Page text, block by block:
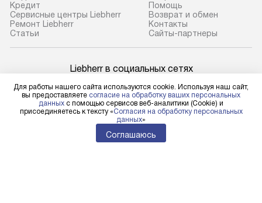
Кредит
Сервисные центры Liebherr
Ремонт Liebherr
Cтатьи
Помощь
Возврат и обмен
Контакты
Сайты-партнеры
Liebherr в социальных сетях
Для физических лиц
shop@l-rus.ru
Для юридических лиц
Для работы нашего сайта используются cookie. Используя наш сайт,
вы предоставляете согласие на обработку ваших персональных
данных с помощью сервисов веб-аналитики (Cookie) и
присоединяетесь к тексту «Согласия на обработку персональных
данных»
Соглашаюсь